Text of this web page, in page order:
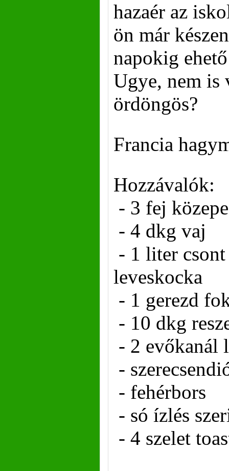
hazaér az
ön már
napokig
Ugye, nem is
ördöngös?
Francia
Hozzávalók:
- 3 fej
- 4 dkg vaj
- 1 liter
leveskocka
- 1 gerezd
- 10 dkg
- 2 evőkanál
-
- fehérbors
- só ízlés
- 4 szelet